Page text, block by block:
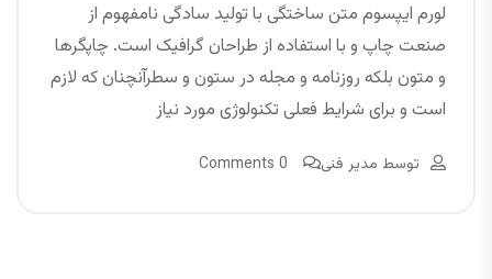
لورم ایپسوم متن ساختگی با تولید سادگی نامفهوم از
صنعت چاپ و با استفاده از طراحان گرافیک است. چاپگرها
و متون بلکه روزنامه و مجله در ستون و سطرآنچنان که لازم
است و برای شرایط فعلی تکنولوژی مورد نیاز
توسط مدیر فنی 0 Comments